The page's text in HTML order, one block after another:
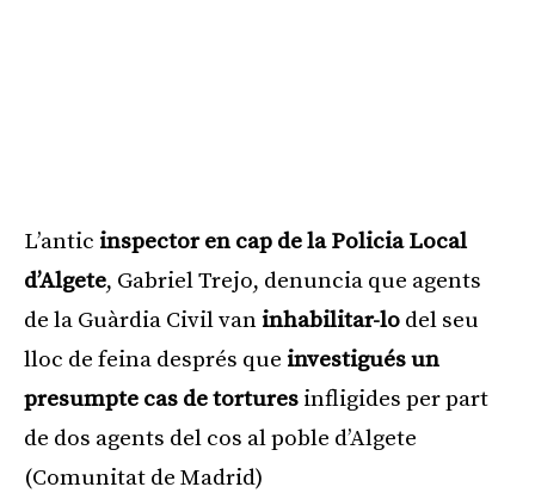
L’antic inspector en cap de la Policia Local
d’Algete, Gabriel Trejo, denuncia que agents
de la Guàrdia Civil vaninhabilitar-lo del seu
lloc de feina després que investigués un
presumpte cas de tortures infligides per part
de dos agents del cos al poble d’Algete
(Comunitat de Madrid)